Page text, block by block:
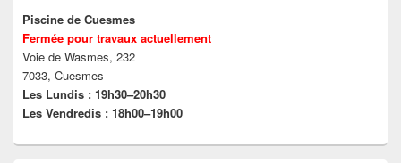
Piscine de Cuesmes
Fermée pour travaux actuellement
Voie de Wasmes, 232
7033, Cuesmes
Les Lundis : 19h30–20h30
Les Vendredis : 18h00–19h00